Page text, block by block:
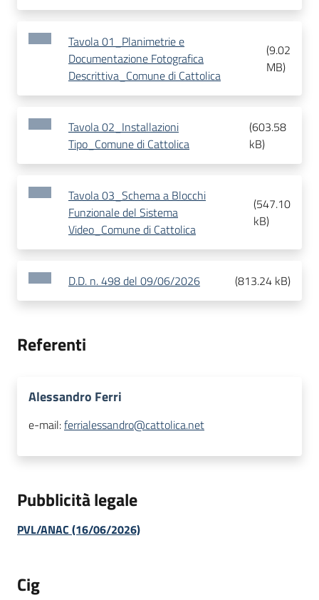
Tavola 01_Planimetrie e
Documentazione Fotografica
Descrittiva_Comune di Cattolica
(9.02
MB)
Tavola 02_Installazioni
Tipo_Comune di Cattolica
(603.58
kB)
Tavola 03_Schema a Blocchi
Funzionale del Sistema
Video_Comune di Cattolica
(547.10
kB)
D.D. n. 498 del 09/06/2026 (813.24 kB)
Referenti
Alessandro Ferri
e-mail:ferrialessandro@cattolica.net
Pubblicità legale
PVL/ANAC (16/06/2026)
Cig